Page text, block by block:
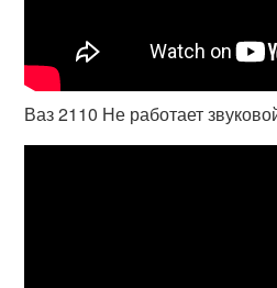
Ваз 2110 Не работает